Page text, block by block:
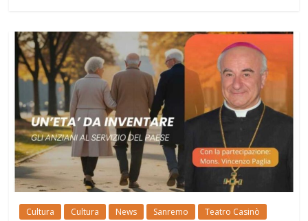
Cultura Cultura News Sanremo Teatro Casinò